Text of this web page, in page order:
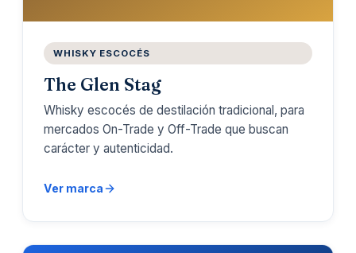
WHISKY ESCOCÉS
The Glen Stag
Whisky escocés de destilación tradicional, para
mercados On-Trade y Off-Trade que buscan
carácter y autenticidad.
Ver marca